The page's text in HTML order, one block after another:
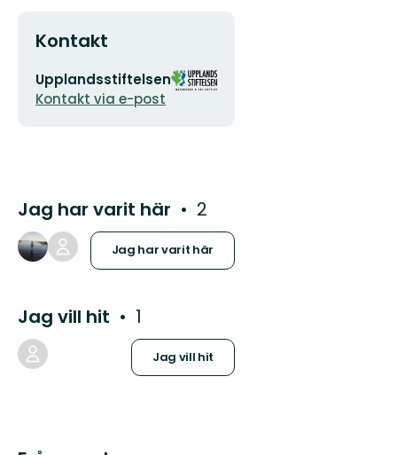
Kontakt
E-
postadress
Upplandsstiftelsen
Kontakt via e-post
Organisationens
logotyp
Jag har varit här 2
Jag har varit här
Jag vill hit 1
Jag vill hit